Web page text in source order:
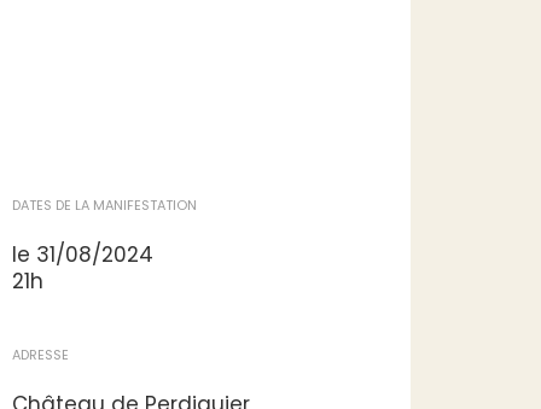
DATES DE LA MANIFESTATION
le 31/08/2024
21h
ADRESSE